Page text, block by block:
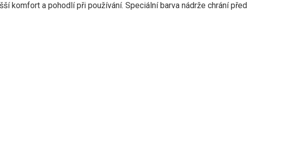
komfort a pohodlí při používání. Speciální barva nádrže chrání před